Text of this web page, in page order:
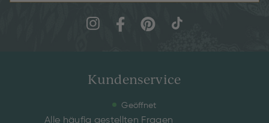
Kundenservice
Geöffnet
Alle häufig gestellten Fragen